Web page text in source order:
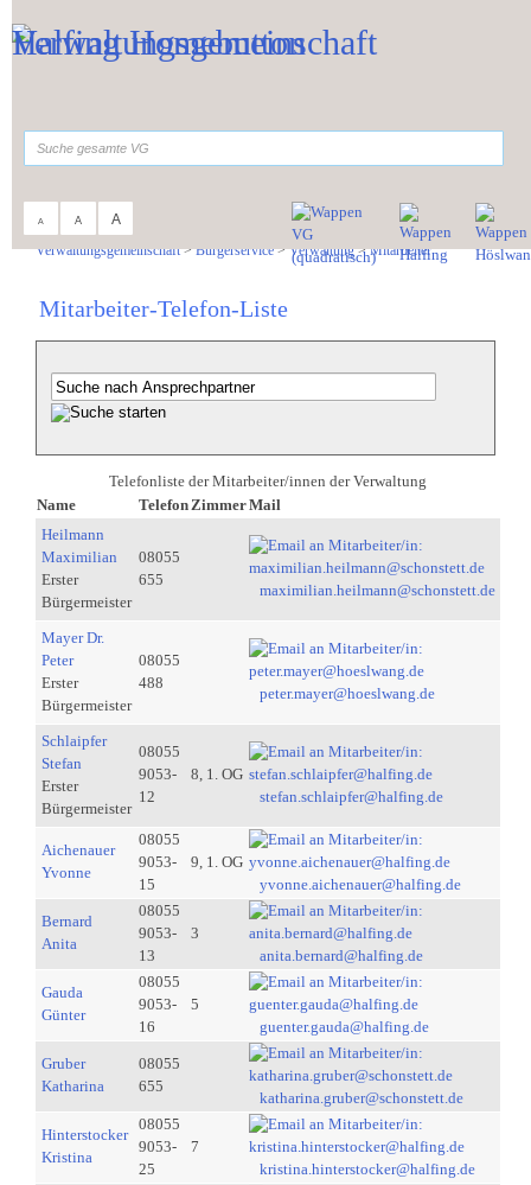
A A A
Verwaltungsgemeinschaft>Bürgerservice>Verwaltung>Mitarbeiter
Mitarbeiter-Telefon-Liste
Telefonliste der Mitarbeiter/innen der Verwaltung
Name
Telefon ZimmerMail
Heilmann
Maximilian
Erster
Bürgermeister
08055
655
maximilian.heilmann@schonstett.de
Mayer Dr.
Peter
Erster
Bürgermeister
08055
488
peter.mayer@hoeslwang.de
Schlaipfer
Stefan
Erster
Bürgermeister
08055
9053-
12
8, 1. OG
stefan.schlaipfer@halfing.de
Aichenauer
Yvonne
08055
9053-
15
9, 1. OG
yvonne.aichenauer@halfing.de
Bernard
Anita
08055
9053-
13
3
anita.bernard@halfing.de
Gauda
Günter
08055
9053-
16
5
guenter.gauda@halfing.de
Gruber
Katharina
08055
655
katharina.gruber@schonstett.de
Hinterstocker
Kristina
08055
9053-
25
7
kristina.hinterstocker@halfing.de